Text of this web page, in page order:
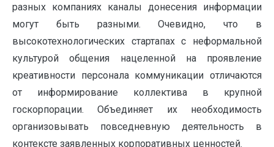
разных компаниях каналы донесения информации
могут быть разными. Очевидно, что в
высокотехнологических стартапах с неформальной
культурой общения нацеленной на проявление
креативности персонала коммуникации отличаются
от информирование коллектива в крупной
госкорпорации. Объединяет их необходимость
организовывать повседневную деятельность в
контексте заявленных корпоративных ценностей.